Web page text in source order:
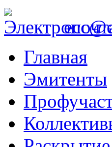
Главная
Эмитенты